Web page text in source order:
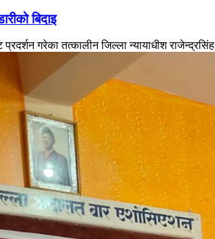
बिदाइ
गरेका तत्कालीन जिल्ला न्यायाधीश राजेन्द्रसिंह